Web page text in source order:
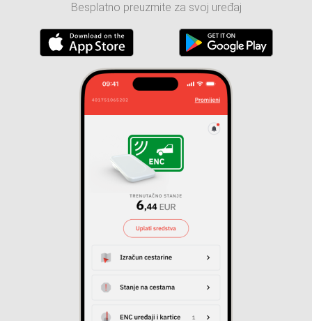
Besplatno preuzmite za svoj uređaj